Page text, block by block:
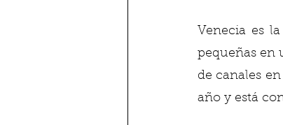
Venecia es
pequeñas en
de canales
año y está